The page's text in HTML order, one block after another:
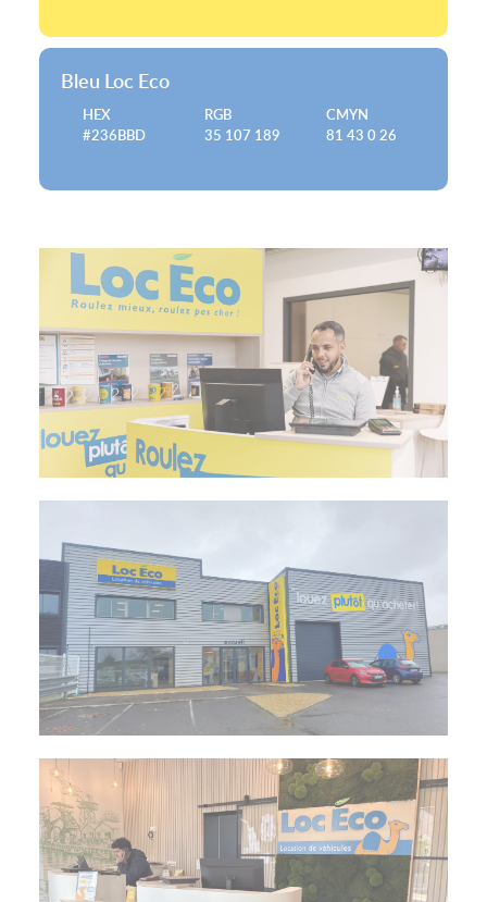
Bleu Loc Eco
HEX
#236BBD
RGB
35 107 189
CMYN
81 43 0 26